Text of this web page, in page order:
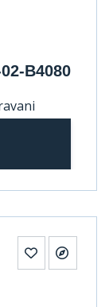
B4080